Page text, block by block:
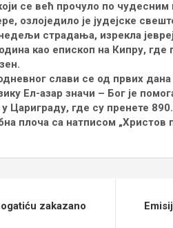
се већ прочуло по
озлоједило је јудејске
страдања, изрекла
као епископ на Кипру, где
слави се од првих
Ел-азар значи – Бог је
Цариграду, где су пренете
плоча са натписом „Христов
zakazano